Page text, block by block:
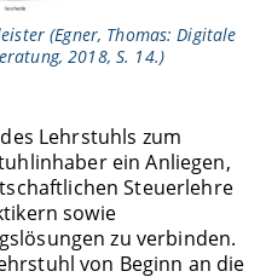
(Egner, Thomas: Digitale
2018, S. 14.)
Lehrstuhls zum
ein Anliegen,
Steuerlehre
sowie
zu verbinden.
von Beginn an die